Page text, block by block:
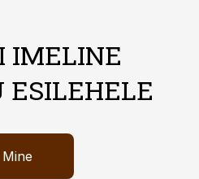
IMELINE
ESILEHELE
Mine